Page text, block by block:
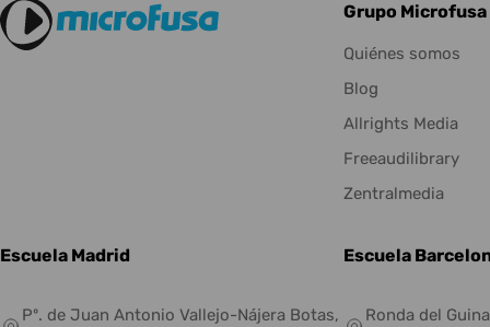
Grupo Microfusa
Quiénes somos
Blog
Allrights Media
Freeaudilibrary
Zentralmedia
Escuela Madrid
Pº. de Juan Antonio Vallejo-Nájera Botas,
Escuela
Ronda del